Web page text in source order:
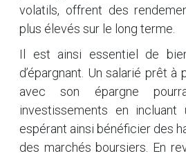
volatils, offrent des
plus élevés sur le long terme.
Il est ainsi essentiel de
d’épargnant. Un salarié prêt à
avec son épargne
investissements en incluant
espérant ainsi bénéficier des
des marchés boursiers. En